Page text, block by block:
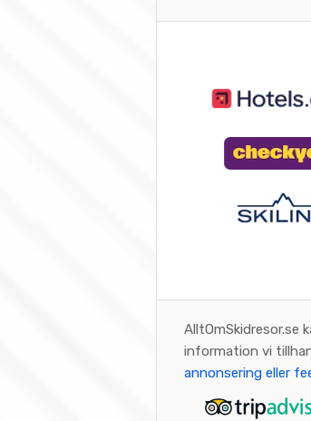
AlltOmSkidresor.se
information vi
annonsering eller